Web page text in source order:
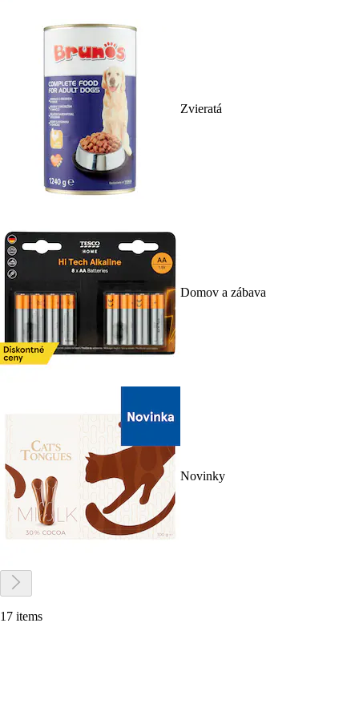
Zvieratá
Domov a zábava
Novinky
17 items